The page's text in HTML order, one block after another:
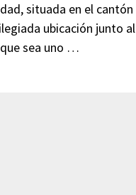
situada en el cantón
ubicación junto al
sea uno …